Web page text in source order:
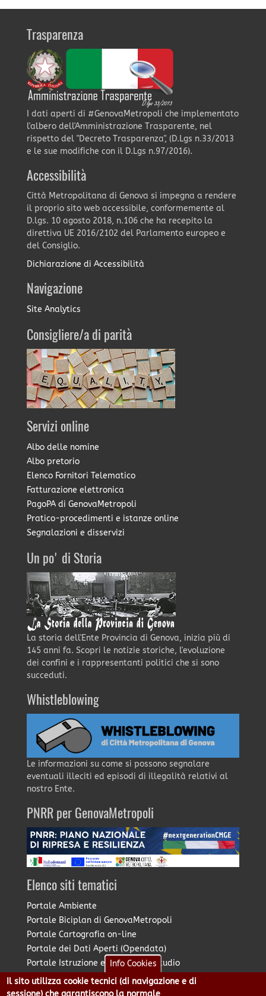
Trasparenza
I dati aperti di #GenovaMetropoli che implementato
l'albero dell'Amministrazione Trasparente, nel
rispetto del "Decreto Trasparenza", (D.Lgs n.33/2013
e le sue modifiche con il D.Lgs n.97/2016).
Accessibilità
Città Metropolitana di Genova si impegna a rendere
il proprio sito web accessibile, conformemente al
D.lgs. 10 agosto 2018, n.106 che ha recepito la
direttiva UE 2016/2102 del Parlamento europeo e
del Consiglio.
Dichiarazione di Accessibilità
Navigazione
Site Analytics
Consigliere/a di parità
Servizi online
Albo delle nomine
Albo pretorio
Elenco Fornitori Telematico
Fatturazione elettronica
PagoPA di GenovaMetropoli
Pratico-procedimenti e istanze online
Segnalazioni e disservizi
Un po' di Storia
La storia dell'Ente Provincia di Genova, inizia più di
145 anni fa. Scopri le notizie storiche, l'evoluzione
dei confini e i rappresentanti politici che si sono
succeduti.
Whistleblowing
Le informazioni su come si possono segnalare
eventuali illeciti ed episodi di illegalità relativi al
nostro Ente.
PNRR per GenovaMetropoli
Elenco siti tematici
Portale Ambiente
Portale Biciplan di GenovaMetropoli
Portale Cartografia on-line
Portale dei Dati Aperti (Opendata)
Portale Istruzione e Diritto allo Studio
Portale Marketing Territoriale
Portale Piano Strategico Metropolitano
Info Cookies
Il sito utilizza cookie tecnici (di navigazione e di
sessione) che garantiscono la normale